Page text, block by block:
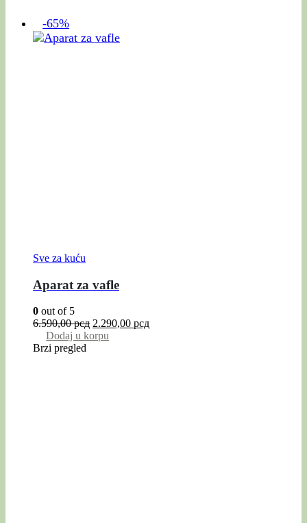
-65%
Sve za kuću
Aparat za vafle
0 out of 5
6.590,00рсд 2.290,00 рсд
Dodaj u korpu
Brzi pregled